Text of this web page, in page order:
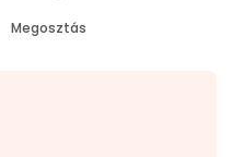
Megosztás